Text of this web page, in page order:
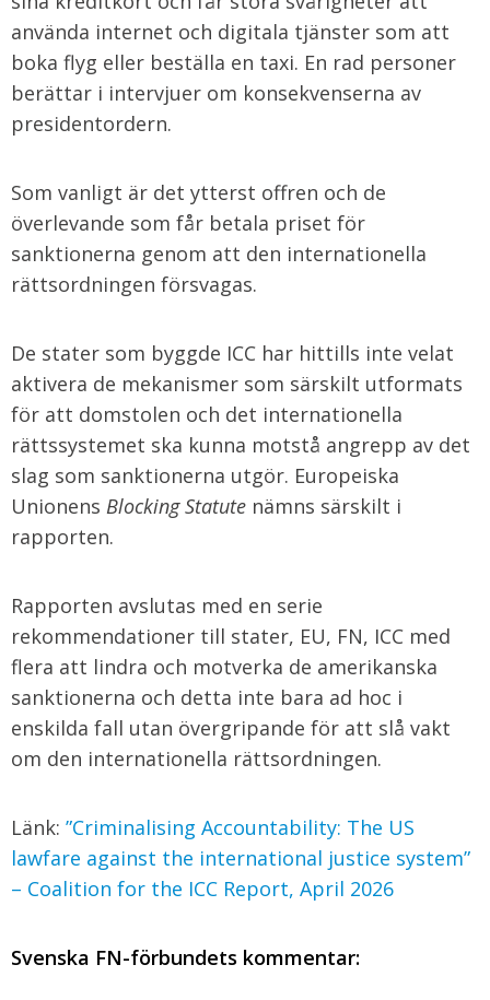
använda internet och digitala tjänster som att
boka flyg eller beställa en taxi. En rad personer
berättar i intervjuer om konsekvenserna av
presidentordern.
Som vanligt är det ytterst offren och de
överlevande som får betala priset för
sanktionerna genom att den internationella
rättsordningen försvagas.
De stater som byggde ICC har hittills inte velat
aktivera de mekanismer som särskilt utformats
för att domstolen och det internationella
rättssystemet ska kunna motstå angrepp av det
slag som sanktionerna utgör. Europeiska
Unionens Blocking Statute nämns särskilt i
rapporten.
Rapporten avslutas med en serie
rekommendationer till stater, EU, FN, ICC med
flera att lindra och motverka de amerikanska
sanktionerna och detta inte bara ad hoc i
enskilda fall utan övergripande för att slå vakt
om den internationella rättsordningen.
Länk: ”Criminalising Accountability: The US
lawfare against the international justice system”
– Coalition for the ICC Report, April 2026
Svenska FN-förbundets kommentar: